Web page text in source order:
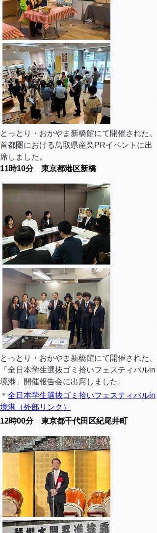
とっとり・おかやま新橋館にて開催された、
首都圏における鳥取県産梨PRイベントに出
席しました。
11時10分 東京都港区新橋
とっとり・おかやま新橋館にて開催された、
「全日本学生選抜ゴミ拾いフェスティバルin
境港」開催報告会に出席しました。
＊ 全日本学生選抜ゴミ拾いフェスティバルin
境港（外部リンク）
12時00分 東京都千代田区紀尾井町